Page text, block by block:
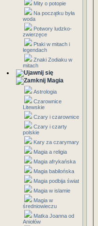
Mity o potopie
Na początku była
woda
Potwory ludzko-
zwierzęce
Ptaki w mitach i
legendach
Znaki Zodiaku w
mitach
Magia
Astrologia
Czarownice
Litewskie
Czary i czarownice
Czary i czarty
polskie
Kary za czarymary
Magia a religia
Magia afrykańska
Magia babilońska
Magia podbija świat
Magia w islamie
Magia w
średniowieczu
Matka Joanna od
Aniołów